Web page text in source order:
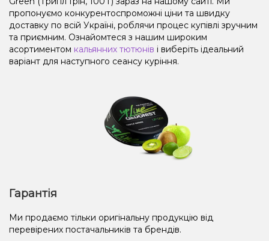
пропонуємо конкурентоспроможні ціни та швидку
доставку по всій Україні, роблячи процес купівлі зручним
та приємним. Ознайомтеся з нашим широким
асортиментом кальянних тютюнів і виберіть ідеальний
варіант для наступного сеансу куріння.
Гарантія
Ми продаємо тільки оригінальну продукцію від
перевірених постачальників та брендів.